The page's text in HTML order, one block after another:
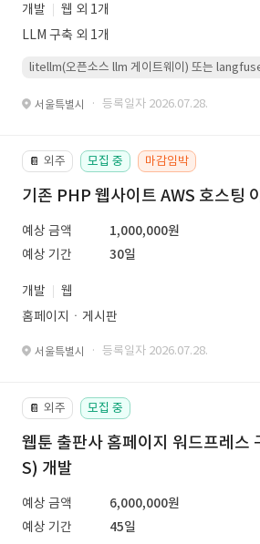
개발
웹 외 1개
LLM 구축 외 1개
litellm(오픈소스 llm 게이트웨이) 또는
서울특별시 · 등록일자 2026.07.28.
📔 외주 모집 중 마감임박
기존 PHP 웹사이트 AWS 호스팅
예상 금액
1,000,000원
예상 기간
30일
개발
웹
홈페이지ㆍ게시판
서울특별시 · 등록일자 2026.07.28.
📔 외주 모집 중
웹툰 출판사 홈페이지 워드프레스
S) 개발
예상 금액
6,000,000원
예상 기간
45일